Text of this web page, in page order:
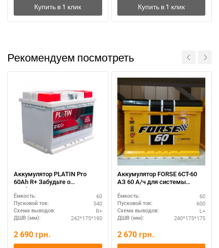
Рекомендуем посмотреть
Аккумулятор PLATIN Pro
60Ah R+ Забудьте о
проблемах с запуском
двигателя
Ёмкость: 60
Пусковой ток: 540
Схема выводов: R+
ДШВ (мм): 242*175*190
2 690 грн.
Аккумулятор FORSE 6СТ-60
АЗ 60 А/ч для системы
Ёмкость: 60
Пусковой ток: 600
Схема выводов: L+
ДШВ (мм): 240*175*175
2 670 грн.